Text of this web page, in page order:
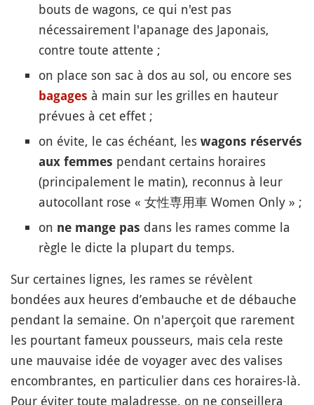
bouts de wagons, ce qui n'est pas
nécessairement l'apanage des Japonais,
contre toute attente ;
on place son sac à dos au sol, ou encore ses
bagages à main sur les grilles en hauteur
prévues à cet effet ;
on évite, le cas échéant, les wagons réservés
aux femmes pendant certains horaires
(principalement le matin), reconnus à leur
autocollant rose « 女性専用車 Women Only » ;
on ne mange pas dans les rames comme la
règle le dicte la plupart du temps.
Sur certaines lignes, les rames se révèlent
bondées aux heures d’embauche et de débauche
pendant la semaine. On n'aperçoit que rarement
les pourtant fameux pousseurs, mais cela reste
une mauvaise idée de voyager avec des valises
encombrantes, en particulier dans ces horaires-là.
Pour éviter toute maladresse, on ne conseillera